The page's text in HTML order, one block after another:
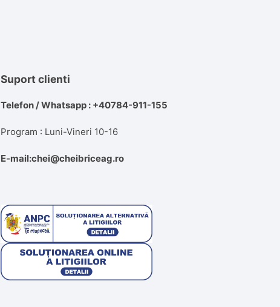
Suport clienti
Telefon / Whatsapp : +40784-911-155
Program : Luni-Vineri 10-16
E-mail:chei@cheibriceag.ro